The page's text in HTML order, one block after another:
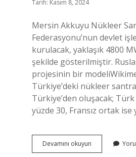
Tarih: Kasım 8, 2024
Mersin Akkuyu Nükleer
Federasyonu’nun devlet
kurulacak, yaklaşık 4800
şekilde gösterilmiştir.
projesinin bir
Türkiye’deki nükleer
Türkiye’den oluşacak;
yüzde 30, Fransız ortak
Devamını okuyun
Nükleer